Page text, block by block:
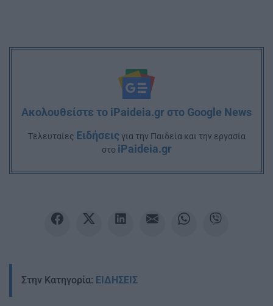
Ακολουθείστε το iPaideia.gr στο Google News
Tελευταίες Ειδήσειςγια την Παιδεία και την εργασία
στο iPaideia.gr
Στην Κατηγορία: ΕΙΔΗΣΕΙΣ